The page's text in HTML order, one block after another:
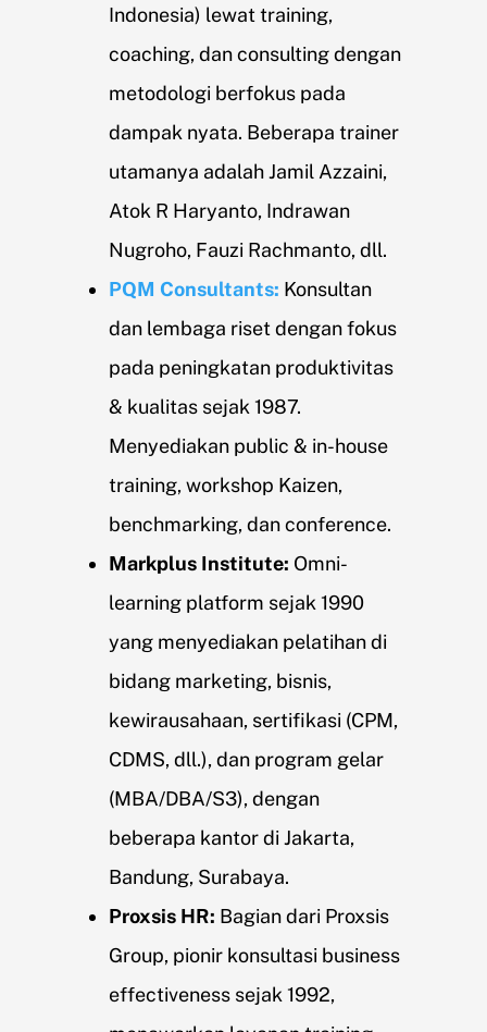
Indonesia) lewat training,
coaching, dan consulting dengan
metodologi berfokus pada
dampak nyata. Beberapa trainer
utamanya adalah Jamil Azzaini,
Atok R Haryanto, Indrawan
Nugroho, Fauzi Rachmanto, dll.
PQM Consultants: Konsultan
dan lembaga riset dengan fokus
pada peningkatan produktivitas
& kualitas sejak 1987.
Menyediakan public & in-house
training, workshop Kaizen,
benchmarking, dan conference.
Markplus Institute: Omni-
learning platform sejak 1990
yang menyediakan pelatihan di
bidang marketing, bisnis,
kewirausahaan, sertifikasi (CPM,
CDMS, dll.), dan program gelar
(MBA/DBA/S3), dengan
beberapa kantor di Jakarta,
Bandung, Surabaya.
Proxsis HR: Bagian dari Proxsis
Group, pionir konsultasi business
effectiveness sejak 1992,